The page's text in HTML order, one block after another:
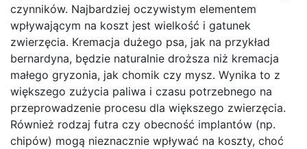
czynników. Najbardziej oczywistym elementem
wpływającym na koszt jest wielkość i gatunek
zwierzęcia. Kremacja dużego psa, jak na przykład
bernardyna, będzie naturalnie droższa niż kremacja
małego gryzonia, jak chomik czy mysz. Wynika to z
większego zużycia paliwa i czasu potrzebnego na
przeprowadzenie procesu dla większego zwierzęcia.
Również rodzaj futra czy obecność implantów (np.
chipów) mogą nieznacznie wpływać na koszty, choć